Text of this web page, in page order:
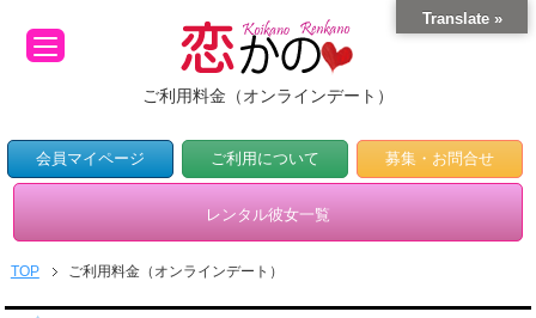
ご利用料金（オンラインデート）
会員マイページ ご利用について 募集・お問合せ
レンタル彼女一覧
TOP ご利用料金（オンラインデート）
Translate »